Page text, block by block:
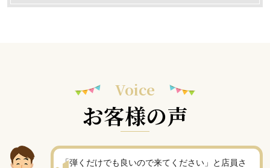
Voice
お客様の声
「弾くだけでも良いので来てください」と店員さ